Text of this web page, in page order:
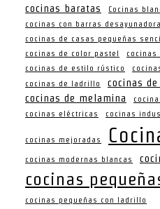
cocinas baratas
Cocinas
cocinas con barras
cocinas de casas pequeñas
cocinas de color pastel
cocinas
cocinas de estilo rústico
cocinas de ladrillo
cocinas de
cocinas de melamina
cocinas eléctricas
cocinas
cocinas mejoradas
cocinas modernas blancas
cocinas
cocinas pequeñas con ladrillo